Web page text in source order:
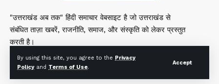
By using this site, you agree to the Privacy
Policyand Terms of Use.
Accept
"उत्तराखंड अब तक" हिंदी समाचार वेबसाइट है जो उत्तराखंड से
संबंधित ताज़ा खबरें, राजनीति, समाज, और संस्कृति को लेकर प्रस्तुत
करती है।